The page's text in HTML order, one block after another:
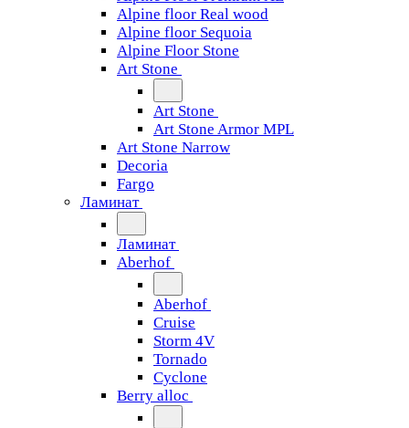
Alpine floor Real wood
Alpine floor Sequoia
Alpine Floor Stone
Art Stone
Art Stone
Art Stone Armor MPL
Art Stone Narrow
Decoria
Fargo
Ламинат
Ламинат
Aberhof
Aberhof
Cruise
Storm 4V
Tornado
Сyclone
Berry alloc